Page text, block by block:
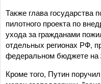
Также глава государства
пилотного проекта по
ухода за гражданами
отдельных регионах РФ,
федеральном бюджете на
Кроме того, Путин